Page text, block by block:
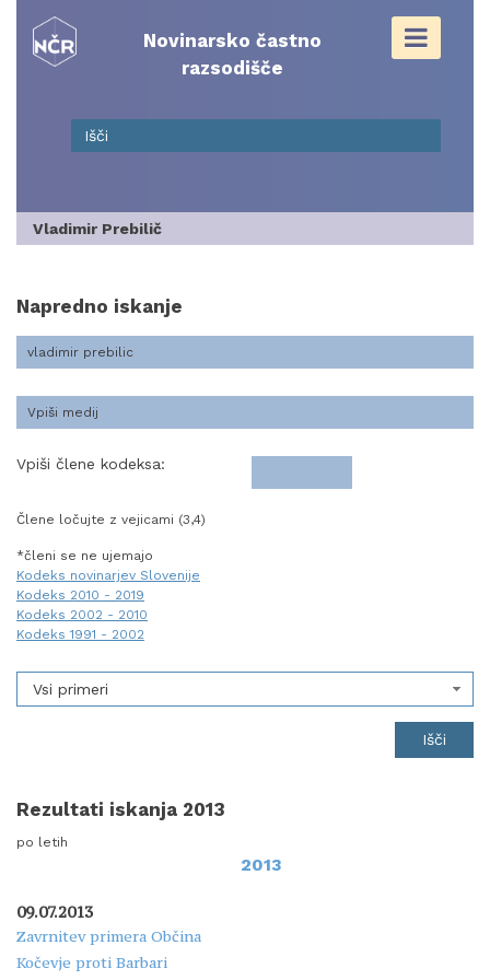
content
Novinarsko častno
razsodišče
Vladimir Prebilič
Napredno iskanje
Vpiši člene kodeksa:
Člene ločujte z vejicami (3,4)
*členi se ne ujemajo
Kodeks novinarjev Slovenije
Kodeks 2010 - 2019
Kodeks 2002 - 2010
Kodeks 1991 - 2002
Vsi primeri
Rezultati iskanja 2013
po letih
2013
09.07.2013
Zavrnitev primera Občina
Kočevje proti Barbari